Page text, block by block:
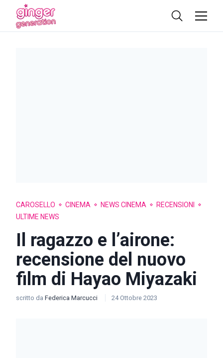
CAROSELLO CINEMA NEWS CINEMA
RECENSIONI
ULTIME NEWS
Il ragazzo e l’airone:
recensione del nuovo
film di Hayao Miyazaki
scritto da Federica Marcucci 24 Ottobre 2023